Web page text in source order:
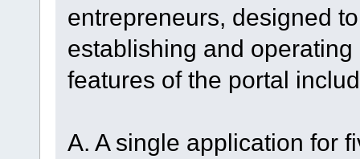
entrepreneurs, designed
establishing and
features of the portal
A. A single application for